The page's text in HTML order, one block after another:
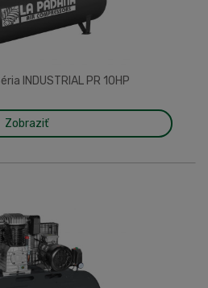
INDUSTRIAL PR 10HP
Zobraziť